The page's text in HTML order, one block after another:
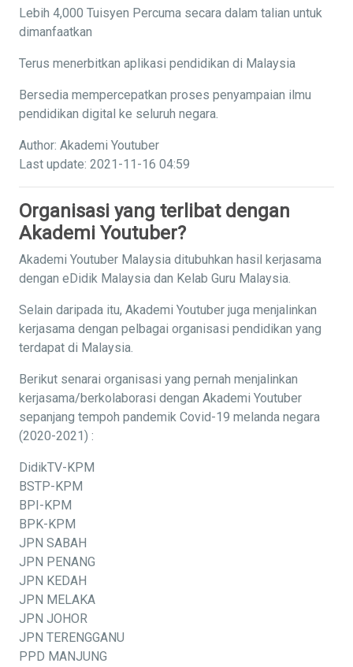
Lebih 4,000 Tuisyen Percuma secara dalam talian untuk
dimanfaatkan
Terus menerbitkan aplikasi pendidikan di Malaysia
Bersedia mempercepatkan proses penyampaian ilmu
pendidikan digital ke seluruh negara.
Author: Akademi Youtuber
Last update: 2021-11-16 04:59
Organisasi yang terlibat dengan
Akademi Youtuber?
Akademi Youtuber Malaysia ditubuhkan hasil kerjasama
dengan eDidik Malaysia dan Kelab Guru Malaysia.
Selain daripada itu, Akademi Youtuber juga menjalinkan
kerjasama dengan pelbagai organisasi pendidikan yang
terdapat di Malaysia.
Berikut senarai organisasi yang pernah menjalinkan
kerjasama/berkolaborasi dengan Akademi Youtuber
sepanjang tempoh pandemik Covid-19 melanda negara
(2020-2021) :
DidikTV-KPM
BSTP-KPM
BPI-KPM
BPK-KPM
JPN SABAH
JPN PENANG
JPN KEDAH
JPN MELAKA
JPN JOHOR
JPN TERENGGANU
PPD MANJUNG